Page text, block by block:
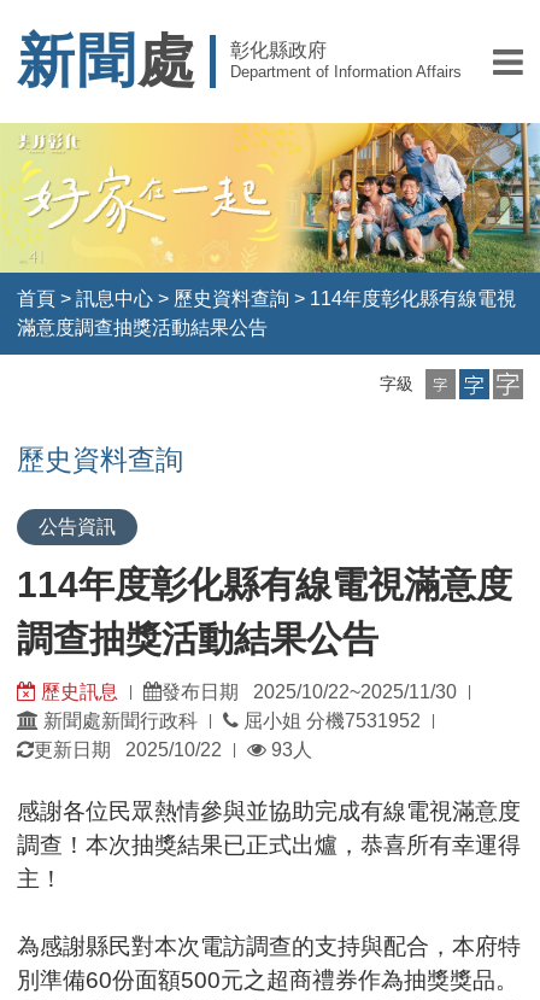
新聞 處 彰化縣政府
Department of Information Affairs
首頁 >訊息中心 > 歷史資料查詢 > 114年度彰化縣有線電視
滿意度調查抽獎活動結果公告
字級
小
字
中
字
大
字
歷史資料查詢
公告資訊
114年度彰化縣有線電視滿意度
調查抽獎活動結果公告
歷史訊息 | 發布日期 2025/10/22~2025/11/30 |
發
佈
位：
新聞處新聞行政科 |
發
佈
期：
屈小姐 分機7531952 |
更新日期 2025/10/22 |
瀏
人
數：
93人
感謝各位民眾熱情參與並協助完成有線電視滿意度
調查！本次抽獎結果已正式出爐，恭喜所有幸運得
主！
為感謝縣民對本次電訪調查的支持與配合，本府特
別準備60份面額500元之超商禮券作為抽獎獎品。